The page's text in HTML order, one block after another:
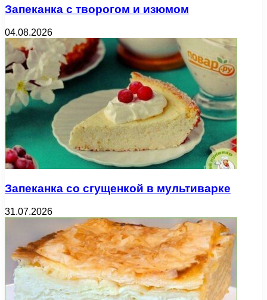
Запеканка с творогом и изюмом
04.08.2026
Запеканка со сгущенкой в мультиварке
31.07.2026